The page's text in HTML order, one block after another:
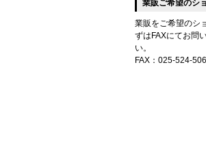
業販ご希望のシ
業販をご希望のシ
ずはFAXにてお問
い。
FAX：025-524-